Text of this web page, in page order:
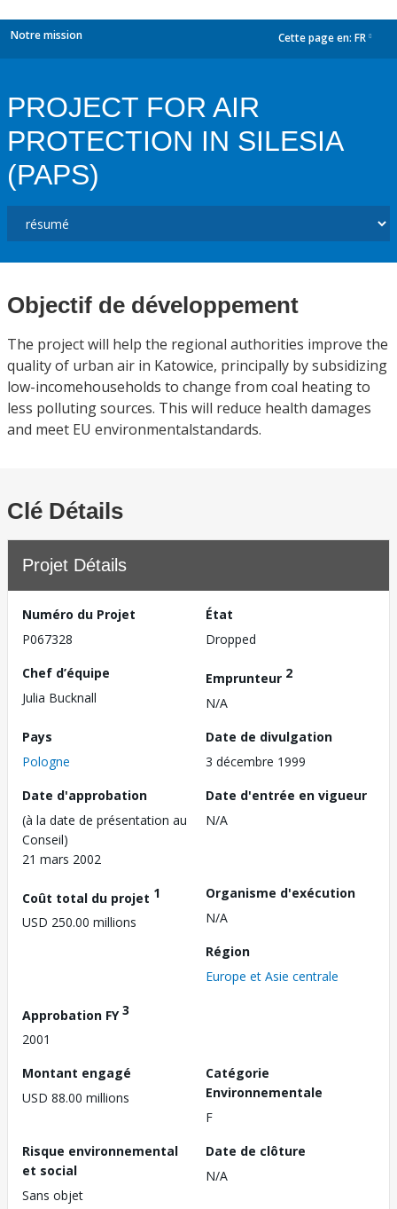
Notre mission Cette page en: FR
PROJECT FOR AIR
PROTECTION IN SILESIA
(PAPS)
Objectif de développement
The project will help the regional authorities improve the
quality of urban air in Katowice, principally by subsidizing
low-incomehouseholds to change from coal heating to
less polluting sources. This will reduce health damages
and meet EU environmentalstandards.
Clé Détails
Projet Détails
Numéro du Projet
P067328
État
Dropped
Chef d’équipe
Julia Bucknall
Emprunteur 2
N/A
Pays
Pologne
Date de divulgation
3 décembre 1999
Date d'approbation
(à la date de présentation au
Conseil)
21 mars 2002
Date d'entrée en vigueur
N/A
Coût total du projet 1
USD 250.00 millions
Organisme d'exécution
N/A
Région
Europe et Asie centrale
Approbation FY3
2001
Montant engagé
USD 88.00 millions
Catégorie
Environnementale
F
Risque environnemental
et social
Sans objet
Date de clôture
N/A